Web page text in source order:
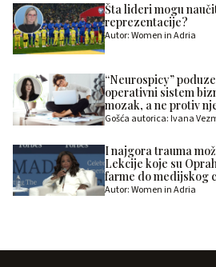
Šta lideri mogu
reprezentacije?
Autor: Women in Adria
“Neurospicy”
operativni sistem
mozak, a ne protiv
Gošća autorica: Ivana
I najgora trauma
Lekcije koje su
farme do medijskog
Autor: Women in Adria